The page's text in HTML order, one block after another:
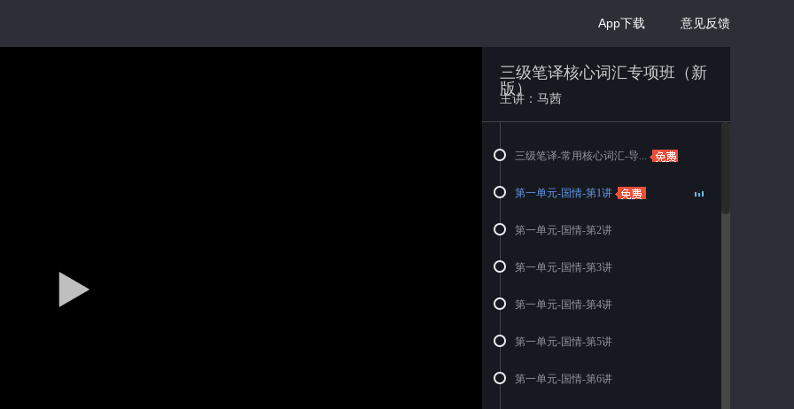
意见反馈
App下载
三级笔译核心词汇专项班（新
版）
主讲：马茜
三级笔译-常用核心词汇-导...
第一单元-国情-第1讲
第一单元-国情-第2讲
第一单元-国情-第3讲
第一单元-国情-第4讲
第一单元-国情-第5讲
第一单元-国情-第6讲